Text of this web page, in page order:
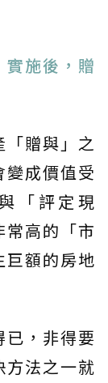
施後，贈
贈與」之
成價值受
「評定現
高的「市
巨額的房地
，非得要
方法之一就